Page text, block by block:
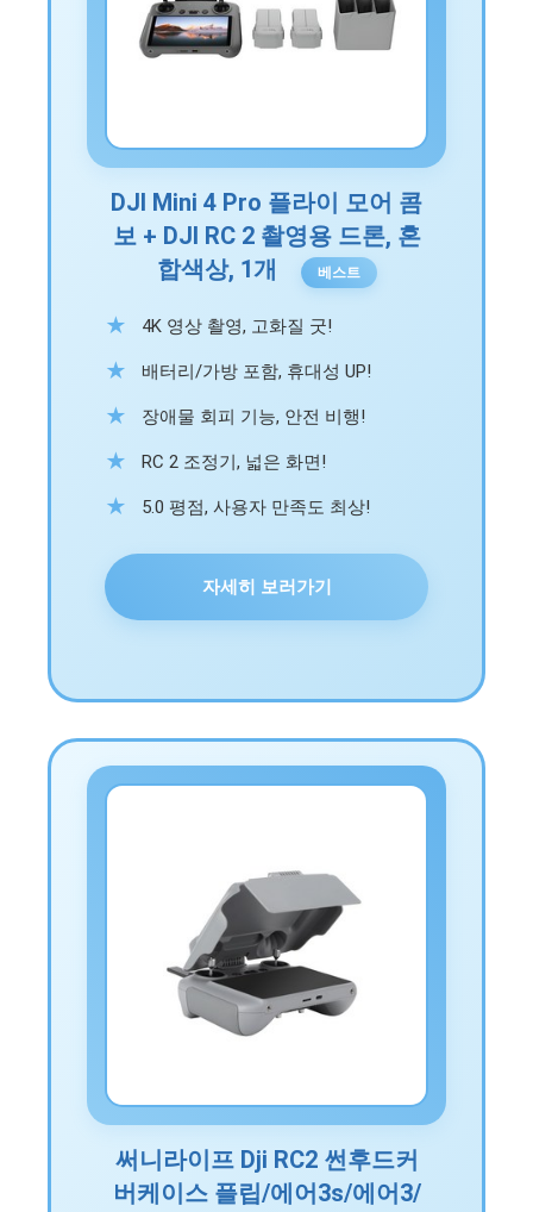
DJI Mini 4 Pro 플라이 모어 콤
보 + DJI RC 2 촬영용 드론, 혼
합색상, 1개
베스트
4K 영상 촬영, 고화질 굿!
배터리/가방 포함, 휴대성 UP!
장애물 회피 기능, 안전 비행!
RC 2 조정기, 넓은 화면!
5.0 평점, 사용자 만족도 최상!
자세히 보러가기
써니라이프 Dji RC2 썬후드커
버케이스 플립/에어3s/에어3/